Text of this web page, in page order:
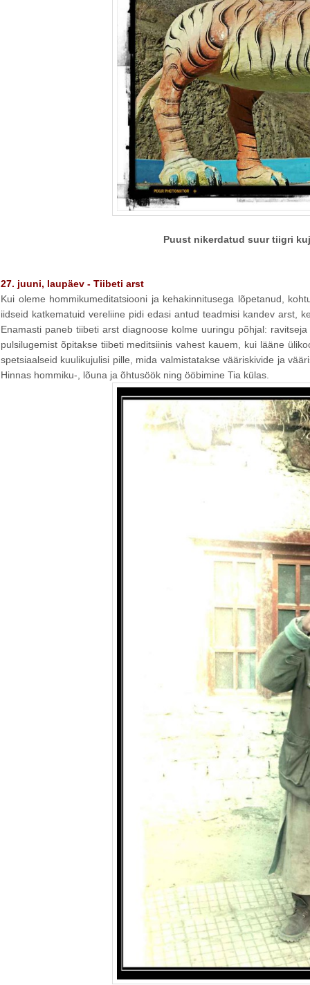
Puust nikerdatud suur tiigri
27. juuni, laupäev - Tiibeti arst
Kui oleme hommikumeditatsiooni ja kehakinnitusega lõpetanud,
iidseid katkematuid vereliine pidi edasi antud teadmisi kandev arst,
Enamasti paneb tiibeti arst diagnoose kolme uuringu põhjal:
pulsilugemist õpitakse tiibeti meditsiinis vahest kauem, kui lääne
spetsiaalseid kuulikujulisi pille, mida valmistatakse vääriskivide ja
Hinnas hommiku-, lõuna ja õhtusöök ning ööbimine Tia külas.